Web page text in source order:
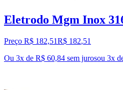
Eletrodo Mgm Inox
Preço R$ 182,51R$ 182,51
Ou 3x de R$ 60,84 sem jurosou 3x